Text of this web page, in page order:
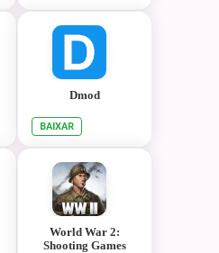
Dmod
BAIXAR
World War 2:
Shooting Games